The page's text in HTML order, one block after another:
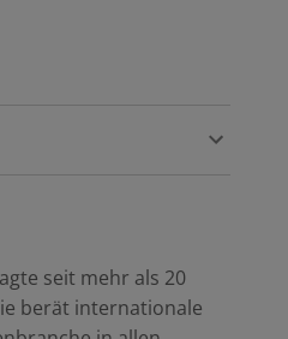
seit mehr als 20
berät internationale